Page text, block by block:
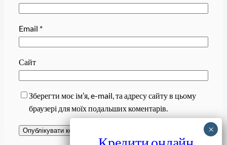
Email *
Сайт
Зберегти моє ім’я, e-mail, та адресу сайту в цьому
браузері для моїх подальших коментарів.